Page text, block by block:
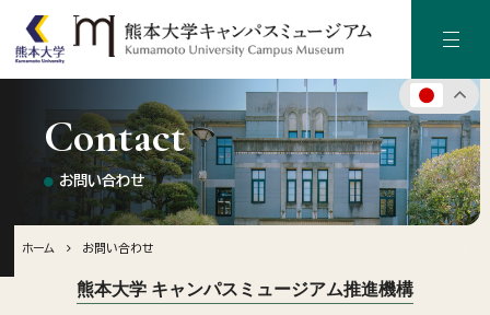
お問い合わせ
Contact
ホーム お問い合わせ
熊本大学 キャンパスミュージアム推進機構
ホーム
キャンパスミュージアムについて
キャンパス（熊本大学）の歴史
施設のご案内